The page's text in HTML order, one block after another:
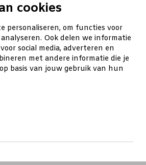
cookies
personaliseren, om functies voor
Ook delen we informatie
social media, adverteren en
met andere informatie die je
basis van jouw gebruik van hun